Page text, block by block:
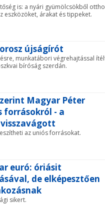
is: a nyári gyümölcsökből
eszközöket, árakat és tippeket.
újságírót
munkatábori végrehajtással
bíróság szerdán.
Magyar Péter
forrásokról - a
az uniós forrásokat.
euró: óriásit
de elképesztően
sikert.